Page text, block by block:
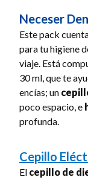
Neceser
Este pack
para tu higiene
viaje. Está
30 ml, que te
encías; un
poco espacio, e
profunda.
Cepillo
El cepillo de